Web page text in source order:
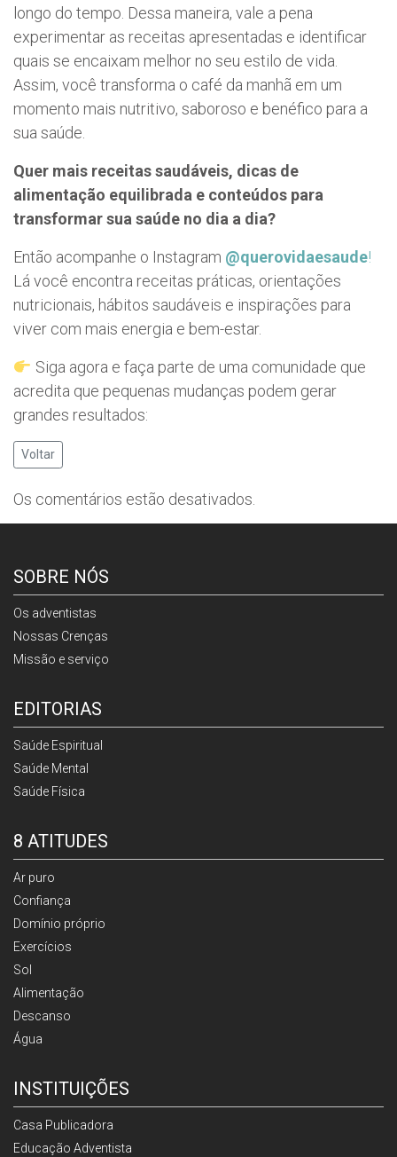
longo do tempo. Dessa maneira, vale a pena
experimentar as receitas apresentadas e identificar
quais se encaixam melhor no seu estilo de vida.
Assim, você transforma o café da manhã em um
momento mais nutritivo, saboroso e benéfico para a
sua saúde.
Quer mais receitas saudáveis, dicas de
alimentação equilibrada e conteúdos para
transformar sua saúde no dia a dia?
Então acompanhe o Instagram @querovidaesaude!
Lá você encontra receitas práticas, orientações
nutricionais, hábitos saudáveis e inspirações para
viver com mais energia e bem-estar.
Siga agora e faça parte de uma comunidade que
acredita que pequenas mudanças podem gerar
grandes resultados:
Voltar
Os comentários estão desativados.
SOBRE NÓS
Os adventistas
Nossas Crenças
Missão e serviço
EDITORIAS
Saúde Espiritual
Saúde Mental
Saúde Física
8 ATITUDES
Ar puro
Confiança
Domínio próprio
Exercícios
Sol
Alimentação
Descanso
Água
INSTITUIÇÕES
Casa Publicadora
Educação Adventista